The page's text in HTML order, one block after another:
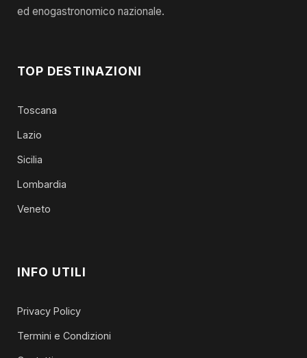
ed enogastronomico nazionale.
TOP DESTINAZIONI
Toscana
Lazio
Sicilia
Lombardia
Veneto
INFO UTILI
Privacy Policy
Termini e Condizioni